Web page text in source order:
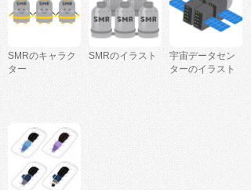
SMRのキャラク
ター
SMRのイラスト
宇宙データセン
ターのイラスト